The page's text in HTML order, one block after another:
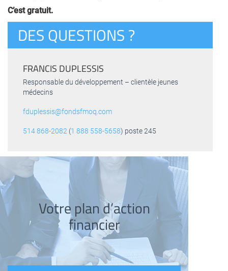
C’est gratuit.
DES QUESTIONS ?
FRANCIS DUPLESSIS
Responsable du développement – clientèle jeunes
médecins
fduplessis@fondsfmoq.com
514 868-2082 (1 888 558-5658) poste 245
Votre plan d’action
financier